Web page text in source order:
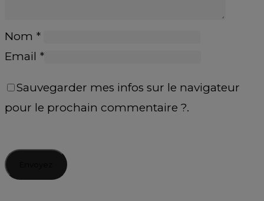
Nom *
Email *
Sauvegarder mes infos sur le navigateur
pour le prochain commentaire ?.